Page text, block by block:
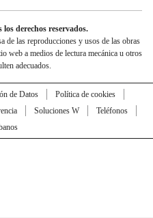
derechos reservados.
las reproducciones y usos de las obras
web a medios de lectura mecánica u otros
adecuados.
de Datos
Política de cookies
Soluciones W
Teléfonos